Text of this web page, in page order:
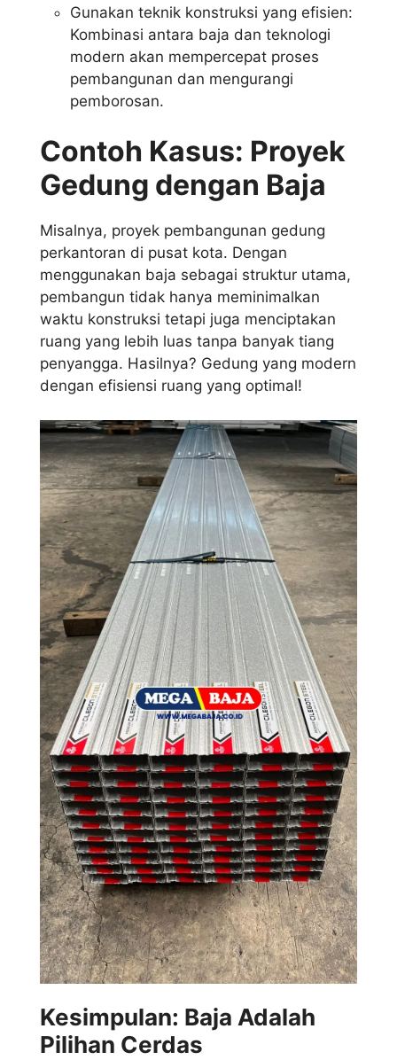
Gunakan teknik konstruksi yang efisien:
Kombinasi antara baja dan teknologi
modern akan mempercepat proses
pembangunan dan mengurangi
pemborosan.
Contoh Kasus: Proyek
Gedung dengan Baja
Misalnya, proyek pembangunan gedung
perkantoran di pusat kota. Dengan
menggunakan baja sebagai struktur utama,
pembangun tidak hanya meminimalkan
waktu konstruksi tetapi juga menciptakan
ruang yang lebih luas tanpa banyak tiang
penyangga. Hasilnya? Gedung yang modern
dengan efisiensi ruang yang optimal!
Kesimpulan: Baja Adalah
Pilihan Cerdas